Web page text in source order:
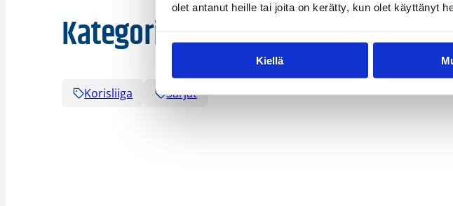
olet antanut heille tai joita on kerätty, kun olet käyttänyt
Kiellä
Kategoriat
Korisliiga Sarjat